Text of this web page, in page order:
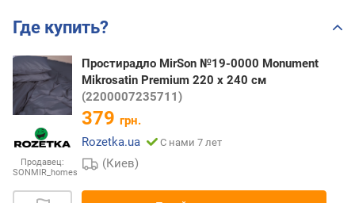
Где купить?
Продавец:
SONMIR_homes
Простирадло MirSon №19-0000 Monument
Mikrosatin Premium 220 х 240 см
(2200007235711)
379 грн.
Rozetka.ua
С нами 7 лет
(Киев)